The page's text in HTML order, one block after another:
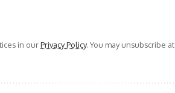
in ourPrivacy Policy. You may unsubscribe at